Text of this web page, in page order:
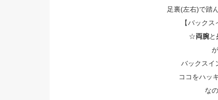
足裏(左右)で踏
【バック
☆両腕と
バックスイ
ココをハッ
な